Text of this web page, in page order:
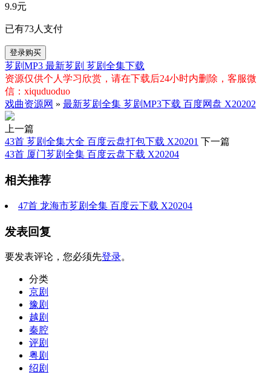
9.9元
已有73人支付
登录购买
芗剧MP3 最新芗剧 芗剧全集下载
资源仅供个人学习欣赏，请在下载后24小时内删除，客服微
信：xiquduoduo
戏曲资源网 » 最新芗剧全集 芗剧MP3下载 百度网盘 X20202
上一篇
43首 芗剧全集大全 百度云盘打包下载 X20201 下一篇
43首 厦门芗剧全集 百度云盘下载 X20204
相关推荐
47首 龙海市芗剧全集 百度云下载 X20204
发表回复
要发表评论，您必须先登录。
分类
京剧
豫剧
越剧
秦腔
评剧
粤剧
绍剧